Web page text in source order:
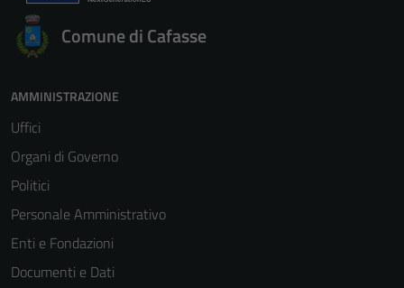
Comune di Cafasse
AMMINISTRAZIONE
Uffici
Organi di Governo
Politici
Personale Amministrativo
Enti e Fondazioni
Documenti e Dati